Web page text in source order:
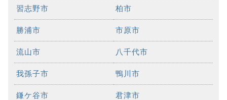
習志野市 柏市
勝浦市 市原市
流山市 八千代市
我孫子市 鴨川市
鎌ケ谷市 君津市